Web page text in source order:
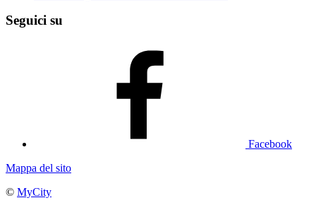
Seguici su
Facebook
Mappa del sito
© MyCity